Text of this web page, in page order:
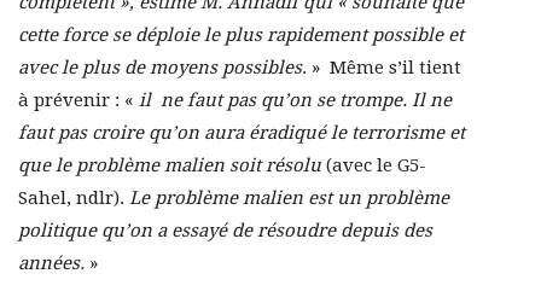
cette force se déploie le plus rapidement possible et
avec le plus de moyens possibles. » Même s’il tient
à prévenir : « il ne faut pas qu’on se trompe. Il ne
faut pas croire qu’on aura éradiqué le terrorisme et
que le problème malien soit résolu (avec le G5-
Sahel, ndlr). Le problème malien est un problème
politique qu’on a essayé de résoudre depuis des
années. »